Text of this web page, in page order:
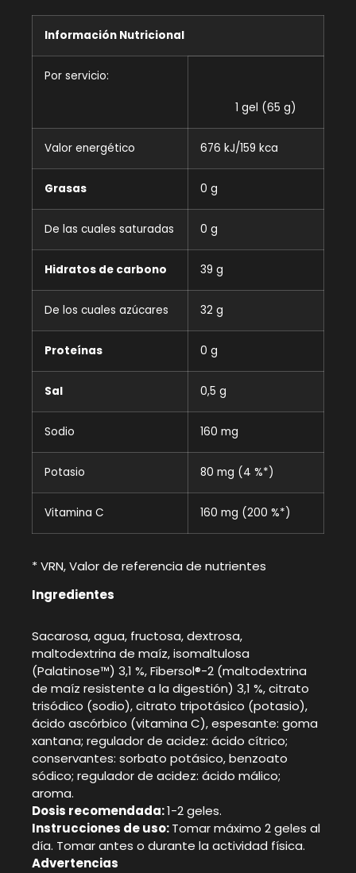
Información Nutricional
Por servicio:
1 gel (65 g)
Valor energético 676 kJ/159 kca
Grasas 0 g
De las cuales saturadas 0 g
Hidratos de carbono 39 g
De los cuales azúcares 32 g
Proteínas 0 g
Sal 0,5 g
Sodio 160 mg
Potasio 80 mg (4 %*)
Vitamina C 160 mg (200 %*)
* VRN, Valor de referencia de nutrientes
Ingredientes
Sacarosa, agua, fructosa, dextrosa,
maltodextrina de maíz, isomaltulosa
(Palatinose™) 3,1 %, Fibersol®-2 (maltodextrina
de maíz resistente a la digestión) 3,1 %, citrato
trisódico (sodio), citrato tripotásico (potasio),
ácido ascórbico (vitamina C), espesante: goma
xantana; regulador de acidez: ácido cítrico;
conservantes: sorbato potásico, benzoato
sódico; regulador de acidez: ácido málico;
aroma.
Dosis recomendada:1-2 geles.
Instrucciones de uso:Tomar máximo 2 geles al
día. Tomar antes o durante la actividad física.
Advertencias